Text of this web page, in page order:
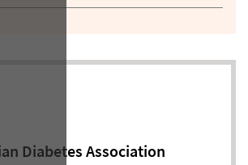
Diabetes Association